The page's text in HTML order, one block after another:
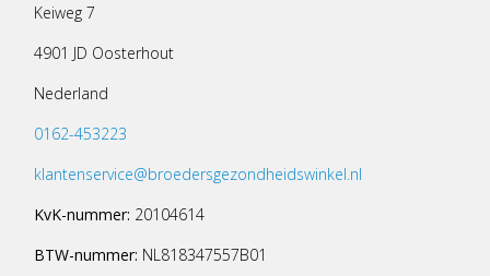
Keiweg 7
4901 JD Oosterhout
Nederland
0162-453223
klantenservice@broedersgezondheidswinkel.nl
KvK-nummer: 20104614
BTW-nummer: NL818347557B01